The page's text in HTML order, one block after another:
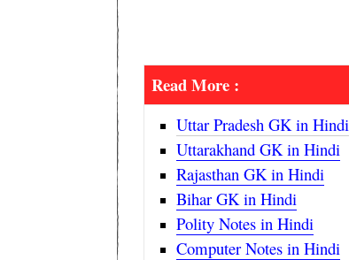
Read More :
Uttar Pradesh GK in Hindi
Uttarakhand GK in Hindi
Rajasthan GK in Hindi
Bihar GK in Hindi
Polity Notes in Hindi
Computer Notes in Hindi